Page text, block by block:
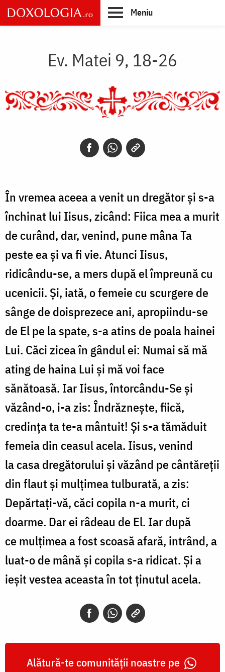
Skip
to
main
Meniu
Ev. Matei 9, 18-26
În vremea aceea a venit un dregător și s-a
închinat lui Iisus, zicând: Fiica mea a murit
de curând, dar, venind, pune mâna Ta
peste ea și va fi vie. Atunci Iisus,
ridicându-se, a mers după el împreună cu
ucenicii. Și, iată, o femeie cu scurgere de
sânge de doisprezece ani, apropiindu-se
de El pe la spate, s-a atins de poala hainei
Lui. Căci zicea în gândul ei: Numai să mă
ating de haina Lui și mă voi face
sănătoasă. Iar Iisus, întorcându-Se și
văzând-o, i-a zis: Îndrăznește, fiică,
credința ta te-a mântuit! Și s-a tămăduit
femeia din ceasul acela. Iisus, venind
la casa dregătorului și văzând pe cântăreții
din flaut și mulțimea tulburată, a zis:
Depărtați-vă, căci copila n-a murit, ci
doarme. Dar ei râdeau de El. Iar după
ce mulțimea a fost scoasă afară, intrând, a
luat-o de mână și copila s-a ridicat. Și a
ieșit vestea aceasta în tot ținutul acela.
Alătură-te comunității noastre pe